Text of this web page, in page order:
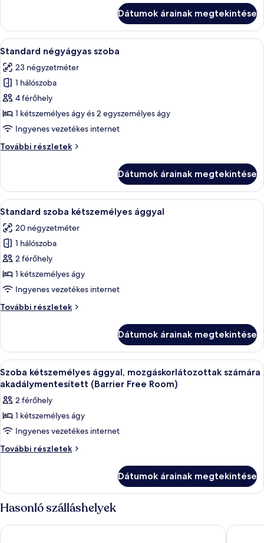
további
részletei
Dátumok árainak megtekintése
A
következő
szoba
összes
képének
megtekintése:
Standard
szoba
Standard négyágyas szoba |
11
Standard négyágyas szoba
23 négyzetméter
1 hálószoba
4 férőhely
1 kétszemélyes ágy és 2 egyszemélyes ágy
Ingyenes vezetékes internet
További részletek
Standard
részletei
Dátumok árainak megtekintése
A
következő
szoba
összes
képének
megtekintése:
Standard
kétszemélyes
Egy szállodai szoba, amelyben egy
13
Standard szoba kétszemélyes ággyal
20 négyzetméter
1 hálószoba
2 férőhely
1 kétszemélyes ágy
Ingyenes vezetékes internet
További részletek
Standard
további
részletei
Dátumok árainak megtekintése
A
következő
szoba
összes
képének
megtekintése:
Szoba
mozgáskorlátozottak
számára
akadálymentesített
(Barrier
Szoba kétszemélyes ággyal,
7
Szoba kétszemélyes ággyal, mozgáskorlátozottak számára
akadálymentesített (Barrier Free Room)
2 férőhely
1 kétszemélyes ágy
Ingyenes vezetékes internet
További részletek
Szoba
számára
akadálymentesített
(Barrier
Free
Room)
Dátumok árainak megtekintése
Hasonló szálláshelyek
Hotel Europäischer Hof ibis